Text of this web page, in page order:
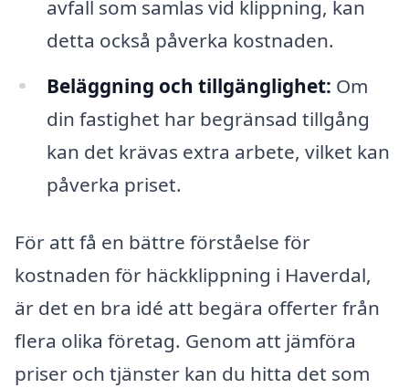
avfall som samlas vid klippning, kan
detta också påverka kostnaden.
Beläggning och tillgänglighet: Om
din fastighet har begränsad tillgång
kan det krävas extra arbete, vilket kan
påverka priset.
För att få en bättre förståelse för
kostnaden för häckklippning i Haverdal,
är det en bra idé att begära offerter från
flera olika företag. Genom att jämföra
priser och tjänster kan du hitta det som